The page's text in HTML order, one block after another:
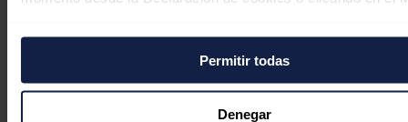
Si lo permite, también quisiéramos:
Recopilar información sobre su ubicación geográfica
puede tener una precisión de varios metros
Permitir todas
Denegar
aceptación de su OPA sobre Energy